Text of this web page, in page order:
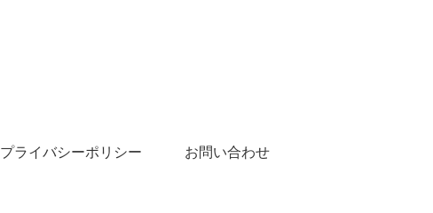
プライバシーポリシー お問い合わせ